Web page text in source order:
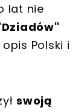
lat nie
Polski i
swoją